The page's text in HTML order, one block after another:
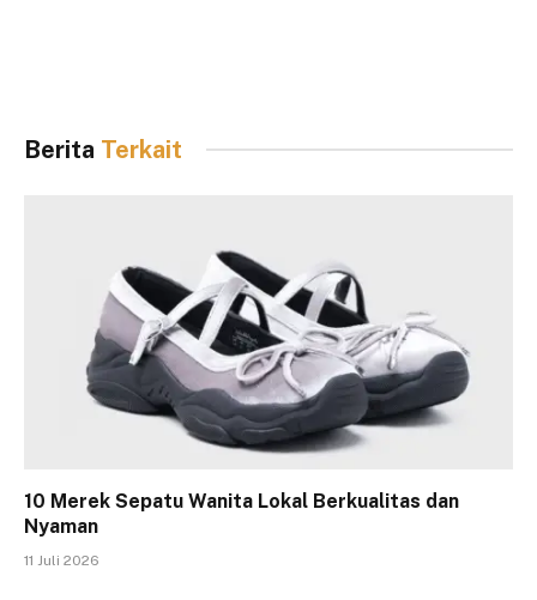
Berita Terkait
10 Merek Sepatu Wanita Lokal Berkualitas dan
Nyaman
11 Juli 2026